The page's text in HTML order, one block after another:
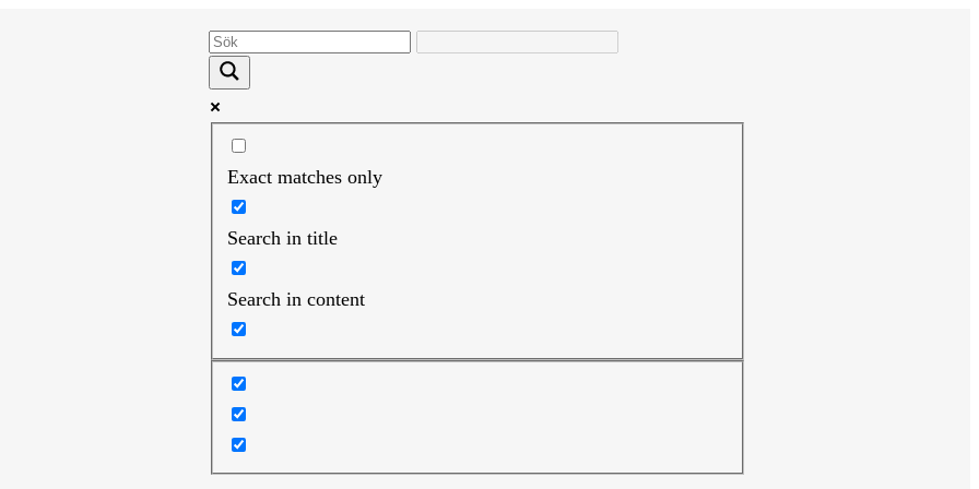
Exact matches only
Search in title
Search in content